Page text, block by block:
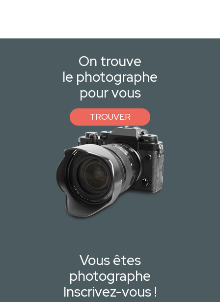
On trouve
le photographe
pour vous
TROUVER
Vous êtes
photographe
Inscrivez-vous !